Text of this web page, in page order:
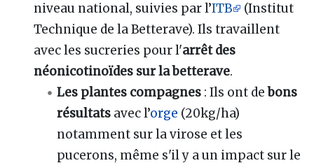
niveau national, suivies par l’ITB
(Institut
Technique de la Betterave). Ils travaillent
avec les sucreries pour l'arrêt des
néonicotinoïdes sur la betterave.
Les plantes compagnes : Ils ont debons
résultats avec l’orge (20kg/ha)
notamment sur la virose et les
pucerons, même s'il y a un impact sur le